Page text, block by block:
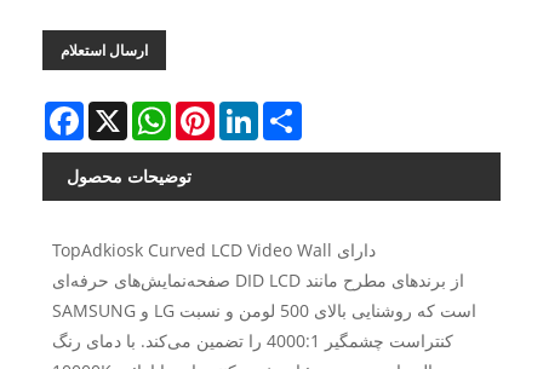
ارسال استعلام
Facebook
X WhatsAppPinterestLinkedIn
توضیحات محصول
TopAdkiosk Curved LCD Video Wall دارای
صفحه‌نمایش‌های حرفه‌ای DID LCD از برندهای مطرح مانند
SAMSUNG و LG است که روشنایی بالای 500 لومن و نسبت
کنتراست چشمگیر 4000:1 را تضمین می‌کند. با دمای رنگ